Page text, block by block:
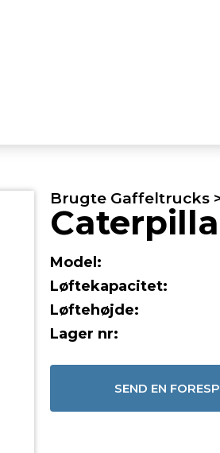
Brugte Gaffeltrucks
Model:
Løftekapacitet:
Løftehøjde:
Lager nr:
SEND EN